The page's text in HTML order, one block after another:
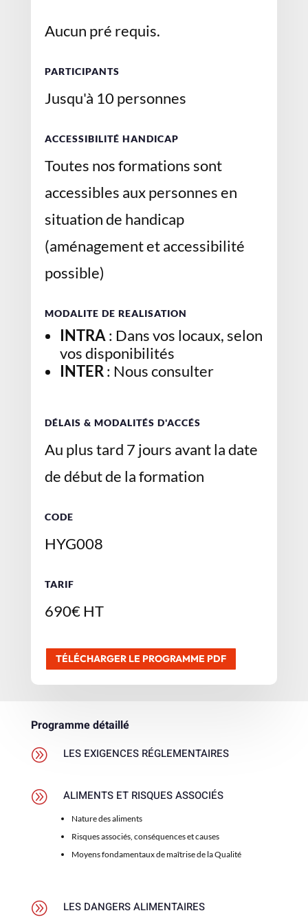
Aucun pré requis.
PARTICIPANTS
Jusqu'à 10 personnes
ACCESSIBILITÉ HANDICAP
Toutes nos formations sont
accessibles aux personnes en
situation de handicap
(aménagement et accessibilité
possible)
MODALITE DE REALISATION
INTRA : Dans vos locaux, selon
vos disponibilités
INTER: Nous consulter
DÉLAIS & MODALITÉS D'ACCÉS
Au plus tard 7 jours avant la date
de début de la formation
CODE
HYG008
TARIF
690€ HT
TÉLÉCHARGER LE PROGRAMME PDF
Programme détaillé
A LES EXIGENCES RÉGLEMENTAIRES
A ALIMENTS ET RISQUES ASSOCIÉS
Nature des aliments
Risques associés, conséquences et causes
Moyens fondamentaux de maîtrise de la Qualité
A LES DANGERS ALIMENTAIRES